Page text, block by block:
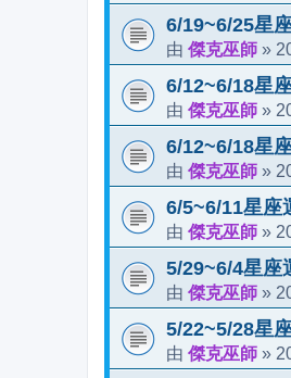
6/19~6/25星
由 傑克巫師 »
6/12~6/18星
由 傑克巫師 »
6/12~6/18星
由 傑克巫師 »
6/5~6/11星座
由 傑克巫師 »
5/29~6/4星座
由 傑克巫師 »
5/22~5/28星
由 傑克巫師 »